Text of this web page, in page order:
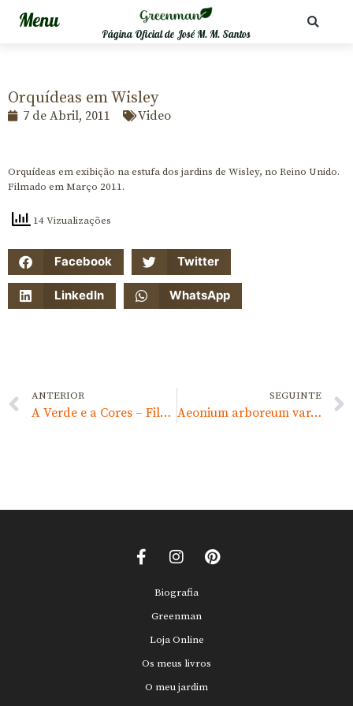
Página Oficial de José M. M. Santos
Orquídeas em Wisley
7 de Abril, 2011 Video
Orquídeas em exibição na estufa dos jardins de Wisley, no Reino Unido.
Filmado em Março 2011.
14 Vizualizações
Facebook Twitter
LinkedIn WhatsApp
ANTERIOR
A Verde e a Cores – Filmagens
SEGUINTE
Aeonium arboreum var. atropurpureum
Biografia
Greenman
Loja Online
Os meus livros
O meu jardim